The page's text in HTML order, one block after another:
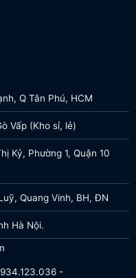
Q Tân Phú, HCM
Vấp (Kho sỉ, lẻ)
Kỷ, Phường 1, Quận 10
Quang Vinh, BH, ĐN
Hà Nội.
-